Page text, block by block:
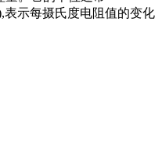
表示每摄氏度电阻值的变化